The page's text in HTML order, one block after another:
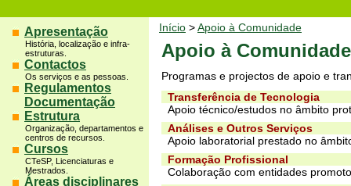
Apresentação
História, localização e infra-
estruturas.
Contactos
Os serviços e as pessoas.
Regulamentos
Documentação
Estrutura
Organização, departamentos e
centros de recursos.
Cursos
CTeSP, Licenciaturas e
Mestrados.
Áreas disciplinares
Início >Apoio à Comunidade
Apoio à Comunidade
Programas e projectos de apoio e
Transferência de Tecnologia
Apoio técnico/estudos no âmbito
Análises e Outros Serviços
Apoio laboratorial prestado no
Formação Profissional
Colaboração com entidades